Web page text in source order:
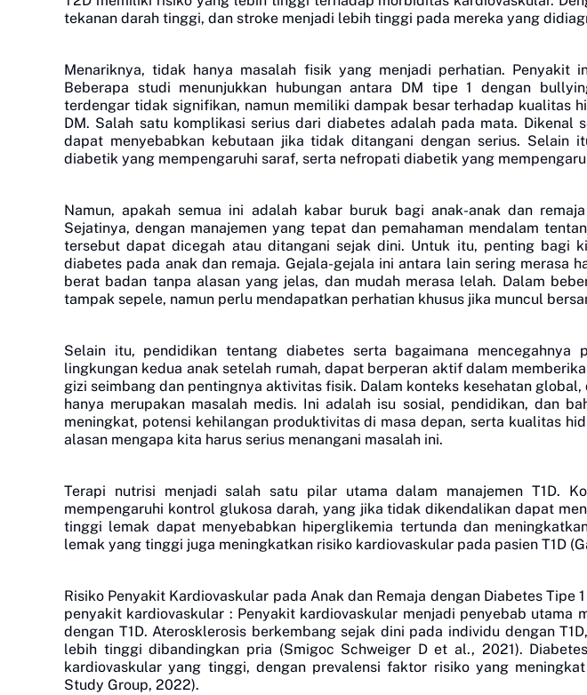
tekanan darah tinggi, dan stroke menjadi lebih tinggi pada mereka yang
Menariknya, tidak hanya masalah fisik yang menjadi perhatian. Penyakit
Beberapa studi menunjukkan hubungan antara DM tipe 1 dengan
terdengar tidak signifikan, namun memiliki dampak besar terhadap kualitas
DM. Salah satu komplikasi serius dari diabetes adalah pada mata. Dikenal
dapat menyebabkan kebutaan jika tidak ditangani dengan serius. Selain
diabetik yang mempengaruhi saraf, serta nefropati diabetik yang
Namun, apakah semua ini adalah kabar buruk bagi anak-anak dan
Sejatinya, dengan manajemen yang tepat dan pemahaman mendalam
tersebut dapat dicegah atau ditangani sejak dini. Untuk itu, penting bagi
diabetes pada anak dan remaja. Gejala-gejala ini antara lain sering merasa
berat badan tanpa alasan yang jelas, dan mudah merasa lelah. Dalam
tampak sepele, namun perlu mendapatkan perhatian khusus jika muncul
Selain itu, pendidikan tentang diabetes serta bagaimana mencegahnya
lingkungan kedua anak setelah rumah, dapat berperan aktif dalam
gizi seimbang dan pentingnya aktivitas fisik. Dalam konteks kesehatan
hanya merupakan masalah medis. Ini adalah isu sosial, pendidikan, dan
meningkat, potensi kehilangan produktivitas di masa depan, serta kualitas
alasan mengapa kita harus serius menangani masalah ini.
Terapi nutrisi menjadi salah satu pilar utama dalam manajemen T1D.
mempengaruhi kontrol glukosa darah, yang jika tidak dikendalikan dapat
tinggi lemak dapat menyebabkan hiperglikemia tertunda dan
lemak yang tinggi juga meningkatkan risiko kardiovaskular pada pasien T1D
Risiko Penyakit Kardiovaskular pada Anak dan Remaja dengan Diabetes Tipe
penyakit kardiovaskular : Penyakit kardiovaskular menjadi penyebab utama
dengan T1D. Aterosklerosis berkembang sejak dini pada individu dengan
lebih tinggi dibandingkan pria (Smigoc Schweiger D et al., 2021).
kardiovaskular yang tinggi, dengan prevalensi faktor risiko yang
Study Group, 2022).